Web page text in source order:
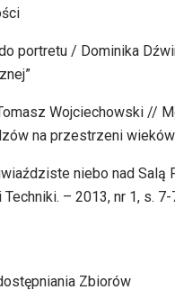
portretu / Dominika
Wojciechowski //
na przestrzeni wieków
niebo nad
– 2013, nr 1, s. 7-
Zbiorów